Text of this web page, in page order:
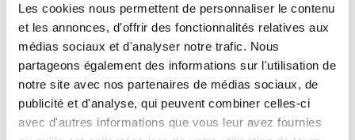
Les cookies nous permettent de personnaliser le contenu
et les annonces, d'offrir des fonctionnalités relatives aux
médias sociaux et d'analyser notre trafic. Nous
partageons également des informations sur l'utilisation de
notre site avec nos partenaires de médias sociaux, de
publicité et d'analyse, qui peuvent combiner celles-ci
avec d'autres informations que vous leur avez fournies
Basonorm®
4.6 / 5- 465 avis